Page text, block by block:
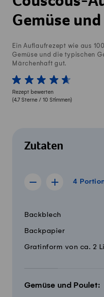
Gemüse
Ein Auflaufrezept wie aus
Gemüse und die typischen
Märchenhaft gut.
1 von 5 Sterne
2 von 5 Sterne
3 von 5 Sterne
4 von 5 Sterne
5 von 5 Sterne
Rezept bewerten
(4.7 Sterne / 10 Stimmen)
Zutaten
4 Portionen
Rezept für 3
Rezept für 5
4
MengeZutaten
Backblech
Backpapier
Gratinform von ca. 2
Gemüse und Poulet: